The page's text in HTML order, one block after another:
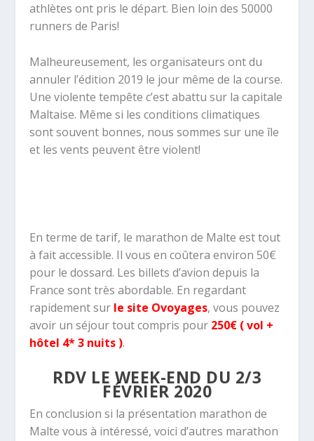
athlètes ont pris le départ. Bien loin des 50000
runners de Paris!
Malheureusement, les organisateurs ont du
annuler l’édition 2019 le jour même de la course.
Une violente tempête c’est abattu sur la capitale
Maltaise. Même si les conditions climatiques
sont souvent bonnes, nous sommes sur une île
et les vents peuvent être violent!
En terme de tarif, le marathon de Malte est tout
à fait accessible. Il vous en coûtera environ 50€
pour le dossard. Les billets d’avion depuis la
France sont très abordable. En regardant
rapidement sur le site Ovoyages, vous pouvez
avoir un séjour tout compris pour 250€ ( vol +
hôtel 4* 3 nuits ).
RDV LE WEEK-END DU 2/3
FÉVRIER 2020
En conclusion si la présentation marathon de
Malte vous à intéressé, voici d’autres marathon